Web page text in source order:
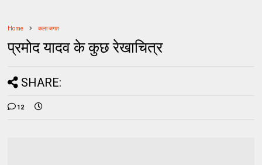
Home कला जगत
प्रमोद यादव के कुछ रेखाचित्र
SHARE:
12